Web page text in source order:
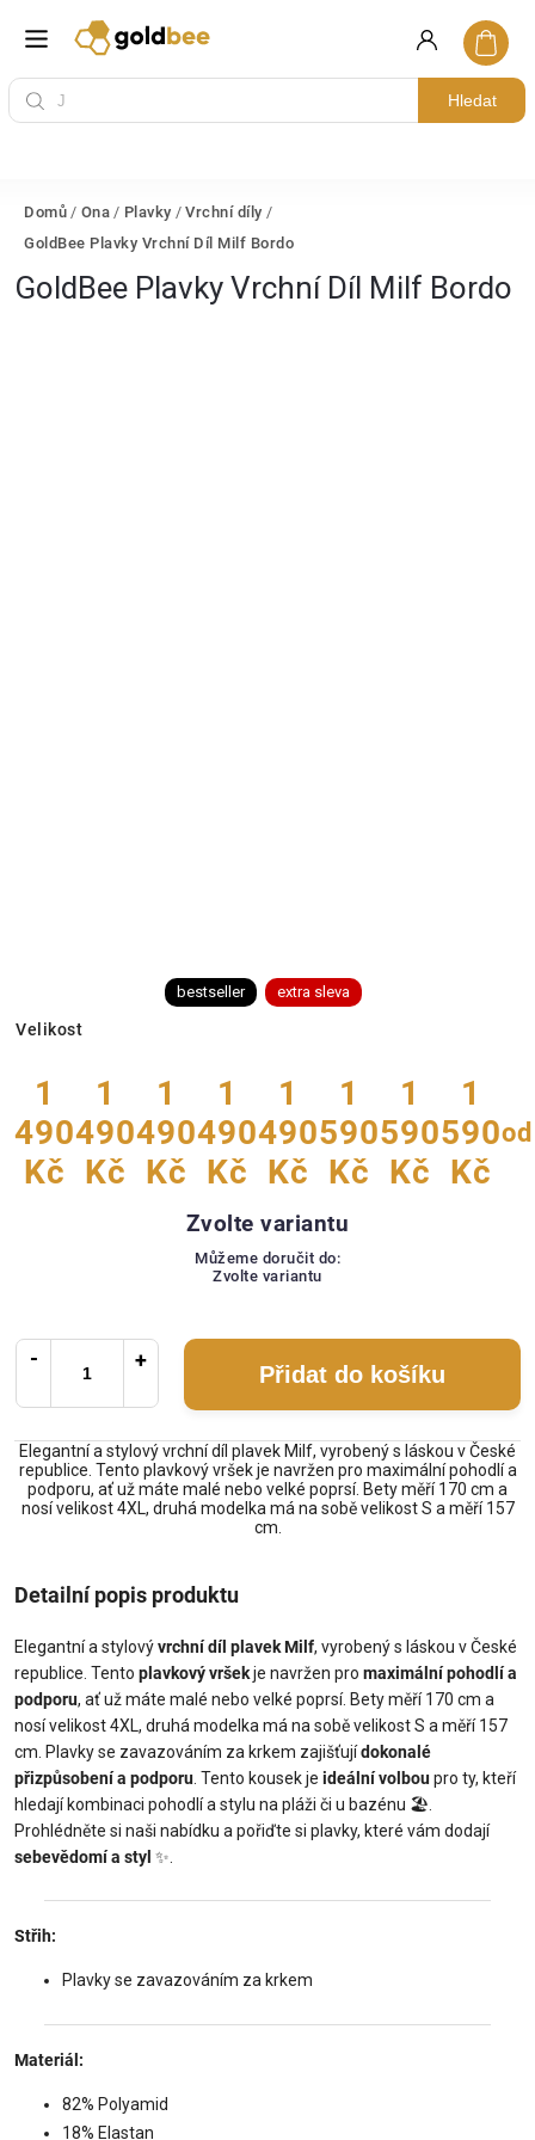
Hledat
Domů / Ona / Plavky / Vrchní díly /
GoldBee Plavky Vrchní Díl Milf Bordo
GoldBee Plavky Vrchní Díl Milf Bordo
bestseller extra sleva
Velikost
1
490
Kč
1
490
Kč
1
490
Kč
1
490
Kč
1
490
Kč
1
590
Kč
1
590
Kč
1
590
Kč
od
Zvolte variantu
Můžeme doručit do:
Zvolte variantu
Přidat do košíku
Elegantní a stylový vrchní díl plavek Milf, vyrobený s láskou v České
republice. Tento plavkový vršek je navržen pro maximální pohodlí a
podporu, ať už máte malé nebo velké poprsí. Bety měří 170 cm a
nosí velikost 4XL, druhá modelka má na sobě velikost S a měří 157
cm.
Detailní popis produktu
Elegantní a stylovývrchní díl plavek Milf, vyrobený s láskou v České
republice. Tento plavkový vršekje navržen pro maximální pohodlí a
podporu, ať už máte malé nebo velké poprsí. Bety měří 170 cm a
nosí velikost 4XL, druhá modelka má na sobě velikost S a měří 157
cm. Plavky se zavazováním za krkem zajišťujídokonalé
přizpůsobení a podporu . Tento kousek je ideální volboupro ty, kteří
hledají kombinaci pohodlí a stylu na pláži či u bazénu 🏖️.
Prohlédněte si naši nabídku a pořiďte si plavky, které vám dodají
sebevědomí a styl ✨.
Střih:
Plavky se zavazováním za krkem
Materiál:
82% Polyamid
18% Elastan